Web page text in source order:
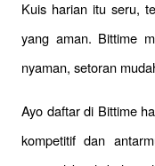
Kuis harian itu seru,
yang aman. Bittime
nyaman, setoran
Ayo daftar di Bittime
kompetitif dan